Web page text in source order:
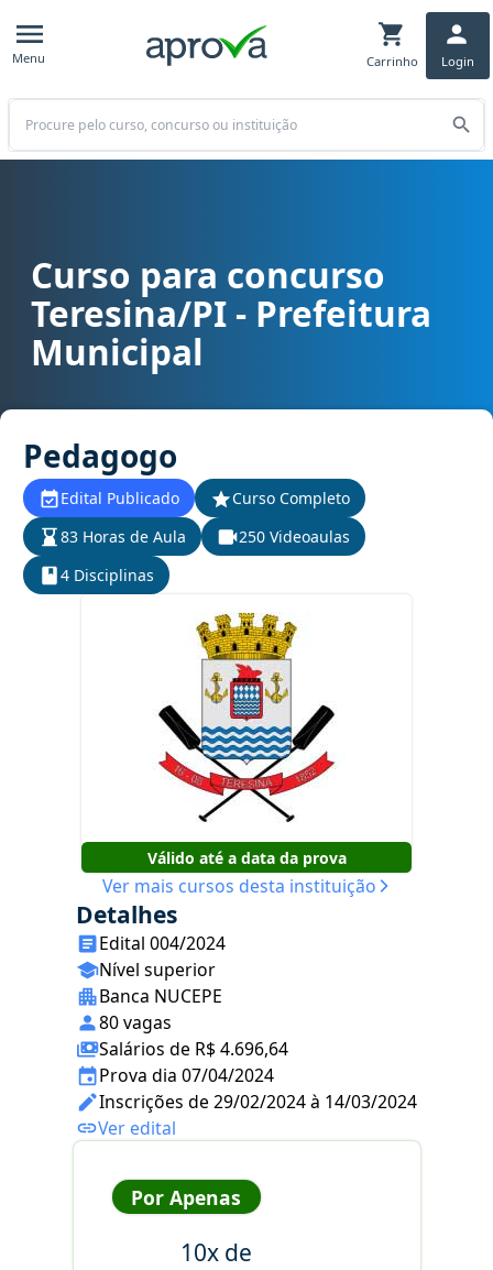
Menu Carrinho Login
Buscar
Curso para concurso Teresina/PI - Prefeitura Municipal cargo
Curso para concurso
Teresina/PI - Prefeitura
Municipal
Pedagogo
Edital Publicado
Curso Completo
83 Horas de Aula
250 Videoaulas
4 Disciplinas
Válido até a data da prova
Ver mais cursos desta instituição
Detalhes
Edital 004/2024
Nível superior
Banca NUCEPE
80 vagas
Salários de R$ 4.696,64
Prova dia 07/04/2024
Inscrições de 29/02/2024 à 14/03/2024
Ver edital
Por Apenas
10x de